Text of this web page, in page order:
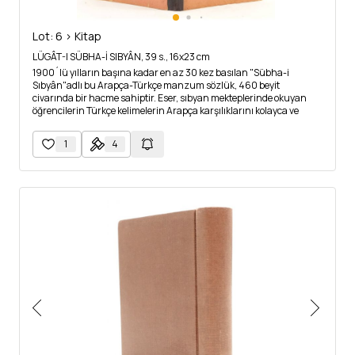
Lot: 6 > Kitap
LÜGÂT-I SÜBHA-İ SIBYÂN, 39 s., 16x23 cm
1900´lü yılların başına kadar en az 30 kez basılan "Sübha-i
Sıbyân"adlı bu Arapça-Türkçe manzum sözlük, 460 beyit
civarında bir hacme sahiptir. Eser, sıbyan mekteplerinde okuyan
öğrencilerin Türkçe kelimelerin Arapça karşılıklarını kolayca ve
bir okul sözlüğü olması sebebiyle oldukça rağbet görmüştür.
1 4